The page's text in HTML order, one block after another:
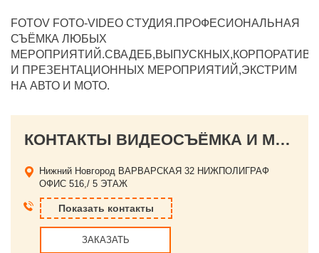
FOTOV FOTO-VIDEO CТУДИЯ.ПРОФЕСИОНАЛЬНАЯ
СЪЁМКА ЛЮБЫХ
И ПРЕЗЕНТАЦИОННЫХ МЕРОПРИЯТИЙ,ЭКСТРИМ
НА АВТО И МОТО.
КОНТАКТЫ ВИДЕОСЪЁМКА И МОНТАЖ ЛЮБЫХ МЕРОПРИЯТИЙ
Нижний Новгород ВАРВАРСКАЯ 32 НИЖПОЛИГРАФ
ОФИС 516,/ 5 ЭТАЖ
Показать контакты
ЗАКАЗАТЬ